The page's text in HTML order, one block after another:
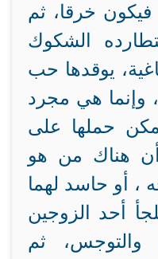
فيكون خرقا، ثم
الشكوك
يوقدها حب
وإنما هي مجرد
حملها على
هناك من هو
، أو حاسد لهما
أحد الزوجين
والتوجس، ثم